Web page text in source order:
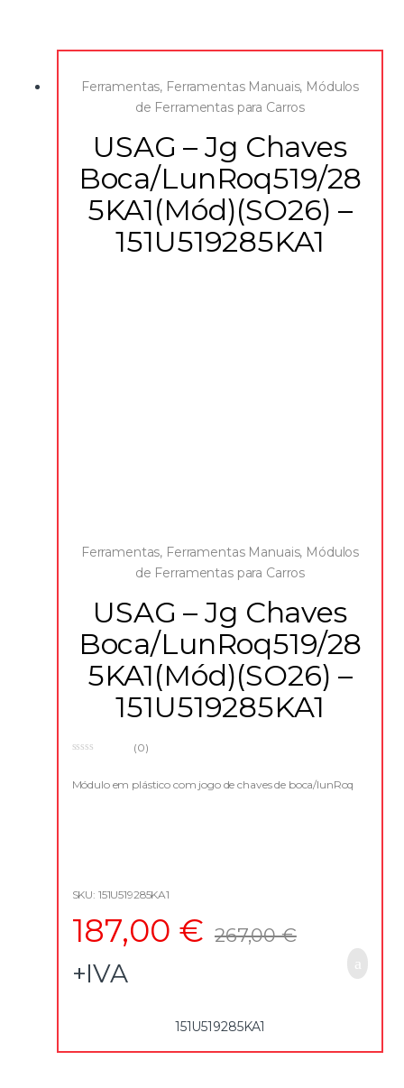
Ferramentas, Ferramentas Manuais, Módulos
de Ferramentas para Carros
USAG – Jg Chaves
Boca/LunRoq519/28
5KA1(Mód)(SO26) –
151U519285KA1
Ferramentas, Ferramentas Manuais, Módulos
de Ferramentas para Carros
USAG – Jg Chaves
Boca/LunRoq519/28
5KA1(Mód)(SO26) –
151U519285KA1
u
(0)
Módulo em plástico com jogo de chaves de boca/lunRoq
SKU: 151U519285KA1
187,00 € 267,00€
+IVA
151U519285KA1